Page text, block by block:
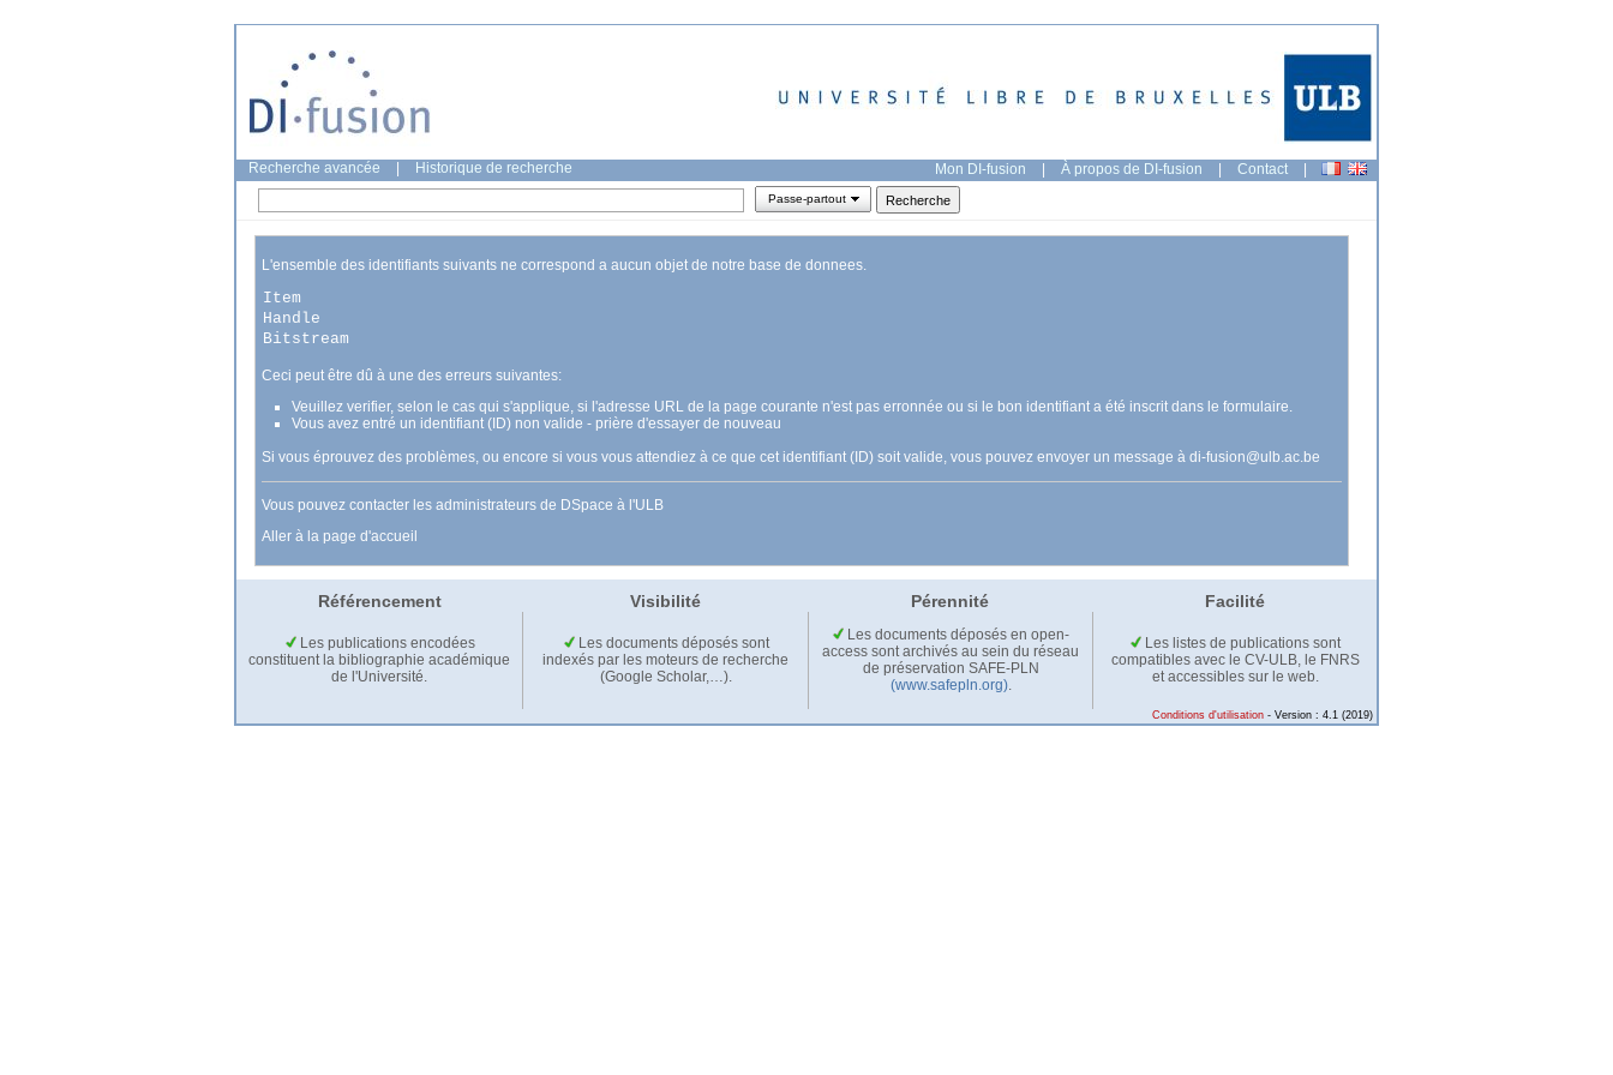
Recherche avancée Historique de recherche Mon DI-fusion | À propos de DI-fusion | Contact |
Passe-partout
L'ensemble des identifiants suivants ne correspond a aucun objet de notre base de donnees.
Item
Handle
Bitstream
Ceci peut être dû à une des erreurs suivantes:
Veuillez verifier, selon le cas qui s'applique, si l'adresse URL de la page courante n'est pas erronnée ou si le bon identifiant a été inscrit dans le formulaire.
Vous avez entré un identifiant (ID) non valide - prière d'essayer de nouveau
Si vous éprouvez des problèmes, ou encore si vous vous attendiez à ce que cet identifiant (ID) soit valide, vous pouvez envoyer un message à di-fusion@ulb.ac.be
Vous pouvez contacter les administrateurs de DSpace à l'ULB
Aller à la page d'accueil
Référencement Visibilité Pérennité Facilité
Les publications encodées
constituent la bibliographie académique
de l'Université.
Les documents déposés sont
indexés par les moteurs de recherche
(Google Scholar,…).
Les documents déposés en open-
access sont archivés au sein du réseau
de préservation SAFE-PLN
(www.safepln.org).
Les listes de publications sont
compatibles avec le CV-ULB, le FNRS
et accessibles sur le web.
Conditions d'utilisation - Version : 4.1 (2019)